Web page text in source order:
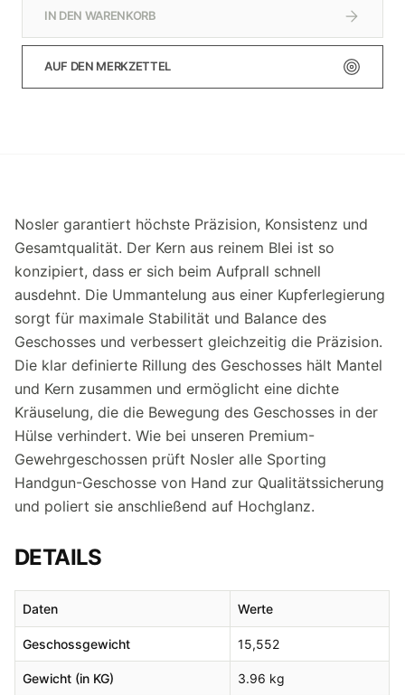
IN DEN WARENKORB
AUF DEN MERKZETTEL
Nosler garantiert höchste Präzision, Konsistenz und
Gesamtqualität. Der Kern aus reinem Blei ist so
konzipiert, dass er sich beim Aufprall schnell
ausdehnt. Die Ummantelung aus einer Kupferlegierung
sorgt für maximale Stabilität und Balance des
Geschosses und verbessert gleichzeitig die Präzision.
Die klar definierte Rillung des Geschosses hält Mantel
und Kern zusammen und ermöglicht eine dichte
Kräuselung, die die Bewegung des Geschosses in der
Hülse verhindert. Wie bei unseren Premium-
Gewehrgeschossen prüft Nosler alle Sporting
Handgun-Geschosse von Hand zur Qualitätssicherung
und poliert sie anschließend auf Hochglanz.
DETAILS
Daten Werte
Geschossgewicht 15,552
Gewicht (in KG) 3.96 kg